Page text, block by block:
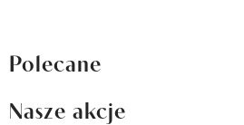
Polecane
Nasze akcje